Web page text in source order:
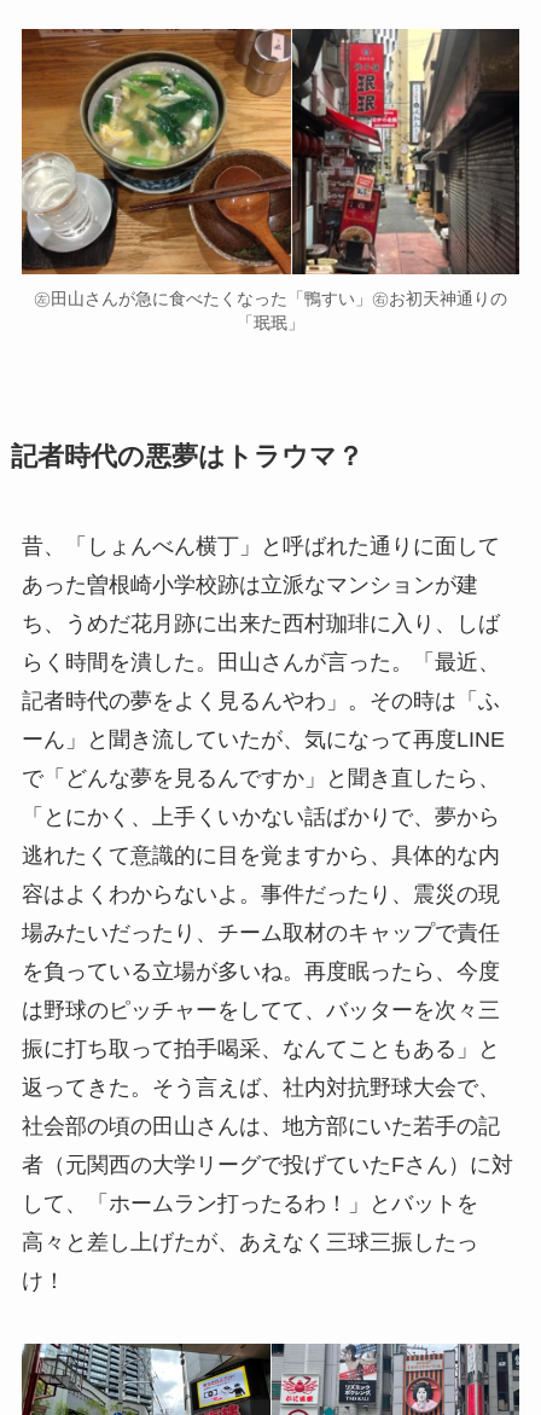
㊧田山さんが急に食べたくなった「鴨すい」㊨お初天神通りの
「珉珉」
記者時代の悪夢はトラウマ？
昔、「しょんべん横丁」と呼ばれた通りに面して
あった曽根崎小学校跡は立派なマンションが建
ち、うめだ花月跡に出来た西村珈琲に入り、しば
らく時間を潰した。田山さんが言った。「最近、
記者時代の夢をよく見るんやわ」。その時は「ふ
ーん」と聞き流していたが、気になって再度LINE
で「どんな夢を見るんですか」と聞き直したら、
「とにかく、上手くいかない話ばかりで、夢から
逃れたくて意識的に目を覚ますから、具体的な内
容はよくわからないよ。事件だったり、震災の現
場みたいだったり、チーム取材のキャップで責任
を負っている立場が多いね。再度眠ったら、今度
は野球のピッチャーをしてて、バッターを次々三
振に打ち取って拍手喝采、なんてこともある」と
返ってきた。そう言えば、社内対抗野球大会で、
社会部の頃の田山さんは、地方部にいた若手の記
者（元関西の大学リーグで投げていたFさん）に対
して、「ホームラン打ったるわ！」とバットを
高々と差し上げたが、あえなく三球三振したっ
け！